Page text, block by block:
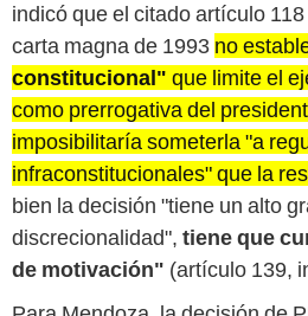
indicó que el citado artículo
carta magna de 1993 no
constitucional" que limite el
como prerrogativa del
imposibilitaría someterla "a
infraconstitucionales" que la
bien la decisión "tiene un alto
discrecionalidad", tiene que
de motivación" (artículo 139,